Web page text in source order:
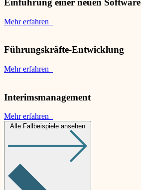
Einführung einer neuen Software
Mehr erfahren
Führungskräfte-Entwicklung
Mehr erfahren
Interimsmanagement
Mehr erfahren
Alle Fallbeispiele ansehen